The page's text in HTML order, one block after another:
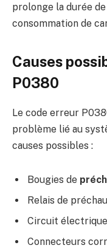
prolonge la durée
consommation de
Causes
P0380
Le code erreur
problème lié au
causes possibles :
Bougies de
Relais de
Circuit
Connecteurs